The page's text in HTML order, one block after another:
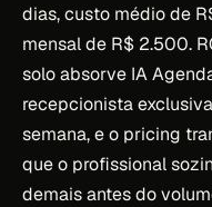
dias, custo médio de
mensal de R$ 2.500.
solo absorve IA
recepcionista
semana, e o pricing
que o profissional
demais antes do